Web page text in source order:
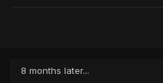
8 months later...